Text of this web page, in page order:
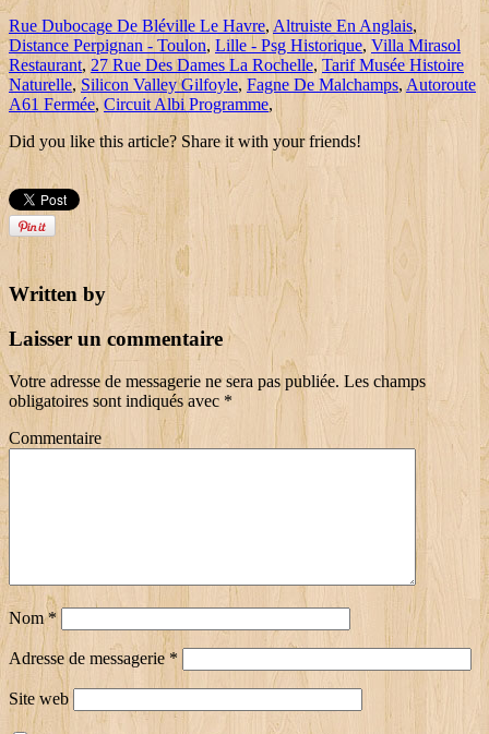
Rue Dubocage De Bléville Le Havre, Altruiste En Anglais,
Distance Perpignan - Toulon, Lille - Psg Historique, Villa Mirasol
Restaurant, 27 Rue Des Dames La Rochelle, Tarif Musée Histoire
Naturelle, Silicon Valley Gilfoyle, Fagne De Malchamps,Autoroute
A61 Fermée, Circuit Albi Programme,
Did you like this article? Share it with your friends!
Written by
Laisser un commentaire
Votre adresse de messagerie ne sera pas publiée. Les champs
obligatoires sont indiqués avec *
Commentaire
Nom*
Adresse de messagerie *
Site web